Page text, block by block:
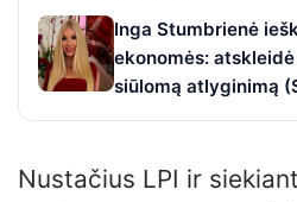
Inga Stumbrienė
ekonomės:
siūlomą atlyginimą
Nustačius LPI ir